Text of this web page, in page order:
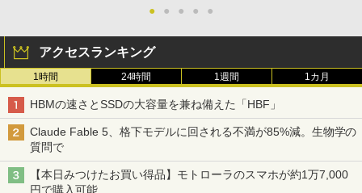
● ● ● ● ●
アクセスランキング
1時間 24時間 1週間 1カ月
HBMの速さとSSDの大容量を兼ね備えた「HBF」
Claude Fable 5、格下モデルに回される不満が85%減。生物学の
質問で
【本日みつけたお買い得品】モトローラのスマホが約1万7,000
円で購入可能